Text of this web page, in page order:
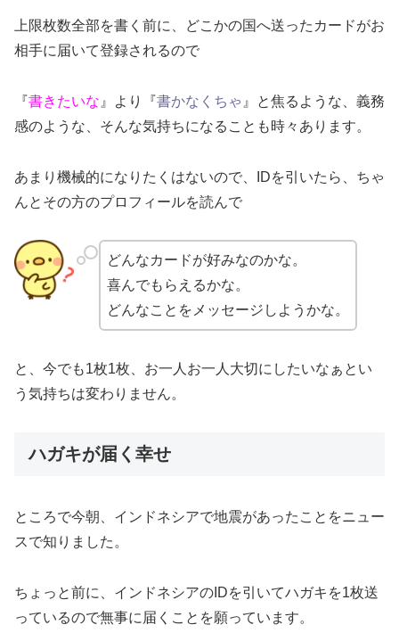
上限枚数全部を書く前に、どこかの国へ送ったカードがお
相手に届いて登録されるので
『書きたいな 』より『書かなくちゃ 』と焦るような、義務
感のような、そんな気持ちになることも時々あります。
あまり機械的になりたくはないので、IDを引いたら、ちゃ
んとその方のプロフィールを読んで
どんなカードが好みなのかな。
喜んでもらえるかな。
どんなことをメッセージしようかな。
と、今でも1枚1枚、お一人お一人大切にしたいなぁとい
う気持ちは変わりません。
ハガキが届く幸せ
ところで今朝、インドネシアで地震があったことをニュー
スで知りました。
ちょっと前に、インドネシアのIDを引いてハガキを1枚送
っているので無事に届くことを願っています。